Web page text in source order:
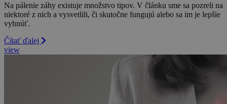
Na pálenie záhy existuje množstvo tipov. V článku sme sa pozreli na
niektoré z nich a vysvetlili, či skutočne fungujú alebo sa im je lepšie
vyhnúť.
Čítať ďalej
view